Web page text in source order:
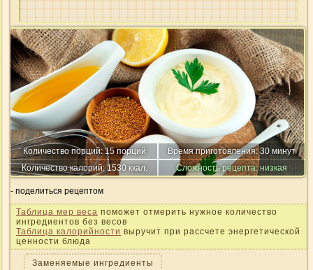
Количество порций: 15 порций
Время приготовления: 30 минут
Количество калорий: 1530 ккал.
Сложность рецепта: низкая
Таблица мер веса поможет отмерить нужное количество
ингредиентов без весов
Таблица калорийности выручит при рассчете энергетической
ценности блюда
Заменяемые ингредиенты